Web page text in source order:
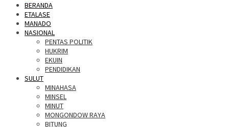
BERANDA
ETALASE
MANADO
NASIONAL
PENTAS POLITIK
HUKRIM
EKUIN
PENDIDIKAN
SULUT
MINAHASA
MINSEL
MINUT
MONGONDOW RAYA
BITUNG